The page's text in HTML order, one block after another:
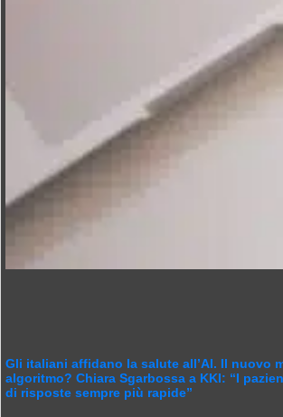
Gli italiani affidano la salute all’AI. Il nuovo
algoritmo? Chiara Sgarbossa a KKI: “I
di risposte sempre più rapide”